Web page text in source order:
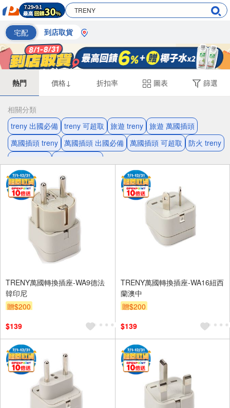
宅配 到店取貨
熱門 價格↓ 折扣率 圖表 篩選
相關分類
treny 出國必備 treny 可超取 旅遊 treny 旅遊 萬國插頭
萬國插頭 treny 萬國插頭 出國必備 萬國插頭 可超取
防火 treny
TRENY萬國轉換插座-WA9德法
韓印尼
贈$200
$139
TRENY萬國轉換插座-WA16紐西
蘭澳中
贈$200
$139